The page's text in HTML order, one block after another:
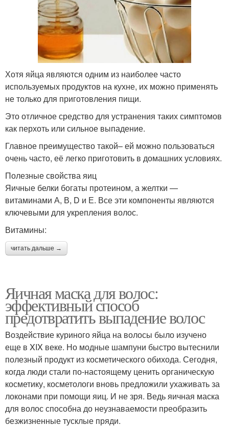
Хотя яйца являются одним из наиболее часто
используемых продуктов на кухне, их можно применять
не только для приготовления пищи.
Это отличное средство для устранения таких симптомов
как перхоть или сильное выпадение.
Главное преимущество такой– ей можно пользоваться
очень часто, её легко приготовить в домашних условиях.
Полезные свойства яиц
Яичные белки богаты протеином, а желтки —
витаминами А, В, D и Е. Все эти компоненты являются
ключевыми для укрепления волос.
Витамины:
читать дальше →
Яичная маска для волос:
эффективный способ
предотвратить выпадение волос
Воздействие куриного яйца на волосы было изучено
еще в XIX веке. Но модные шампуни быстро вытеснили
полезный продукт из косметического обихода. Сегодня,
когда люди стали по-настоящему ценить органическую
косметику, косметологи вновь предложили ухаживать за
локонами при помощи яиц. И не зря. Ведь яичная маска
для волос способна до неузнаваемости преобразить
безжизненные тусклые пряди.